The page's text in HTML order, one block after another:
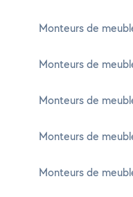
Monteurs de
Monteurs de
Monteurs de
Monteurs de
Monteurs de